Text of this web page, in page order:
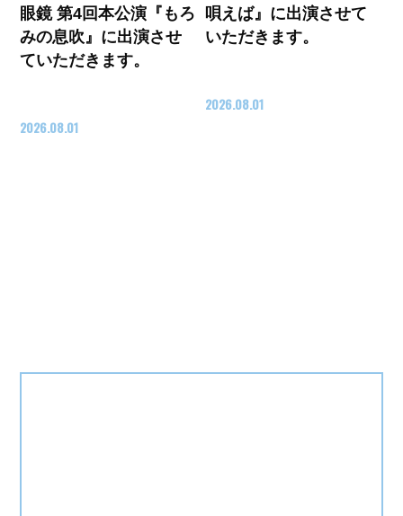
眼鏡 第4回本公演『もろ
みの息吹』に出演させ
ていただきます。
2026.08.01
唄えば』に出演させて
いただきます。
2026.08.01